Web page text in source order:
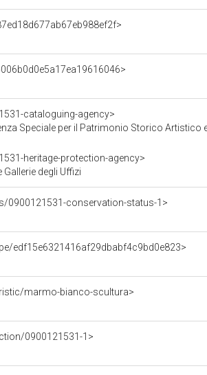
cataloguing-agency>
Speciale per il Patrimonio Storico Artistico
heritage-protection-agency>
degli Uffizi
conservation-status-1>
edf15e6321416af29dbabf4c9bd0e823>
marmo-bianco-scultura>
0900121531-1>